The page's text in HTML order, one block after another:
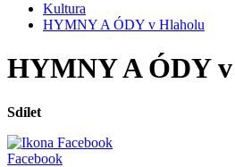
Kultura
HYMNY A ÓDY v Hlaholu
HYMNY A ÓDY
Sdílet
Facebook